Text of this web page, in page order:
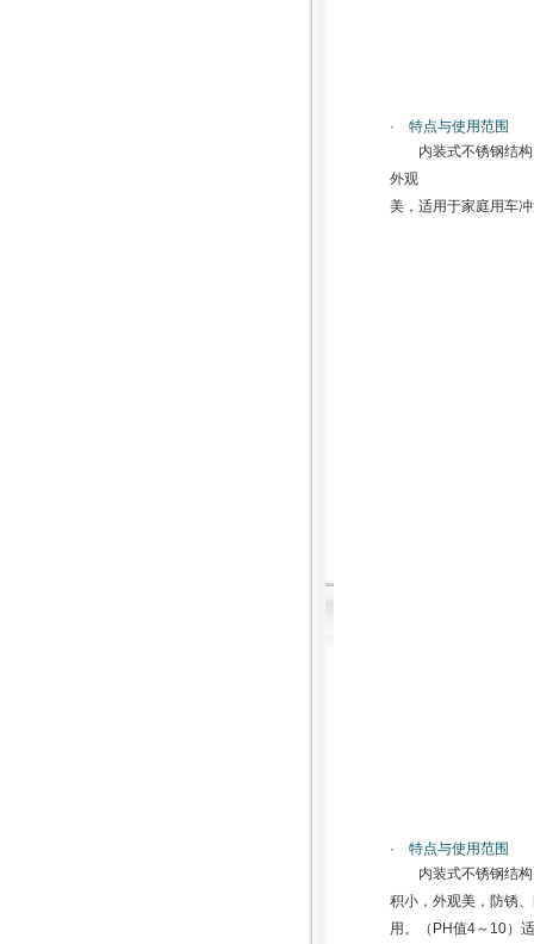
· 特点与使用范围
内装式不锈钢结
外观
美，适用于家庭用车
· 特点与使用范围
内装式不锈钢结
积小，外观美，防锈
用。（PH值4～10）